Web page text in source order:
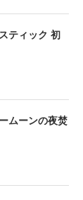
ティック 初
ムーンの夜焚